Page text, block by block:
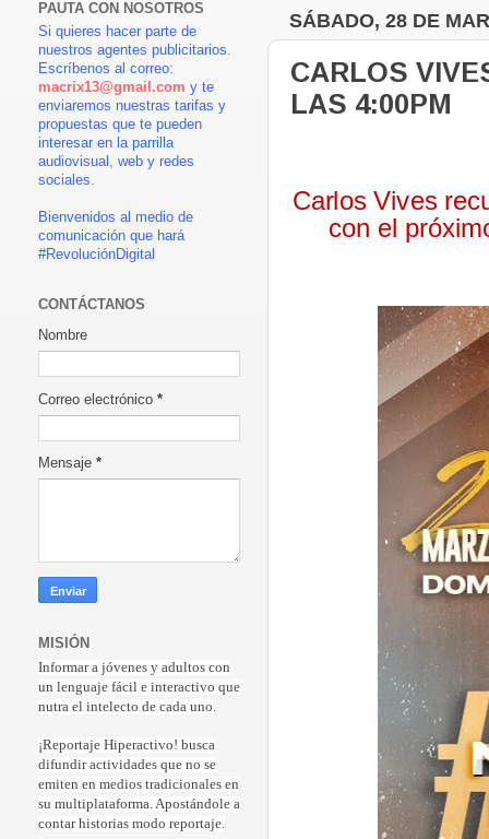
SÁBADO, 28 DE
CARLOS
LAS 4:00PM
Carlos Vives
con el
PAUTA CON NOSOTROS
Si quieres hacer parte de
nuestros agentes publicitarios.
Escríbenos al correo:
macrix13@gmail.com y te
enviaremos nuestras tarifas y
propuestas que te pueden
interesar en la parrilla
audiovisual, web y redes
sociales.
Bienvenidos al medio de
comunicación que hará
#RevoluciónDigital
CONTÁCTANOS
Nombre
Correo electrónico *
Mensaje *
MISIÓN
Informar a jóvenes y adultos con
un lenguaje fácil e interactivo que
nutra el intelecto de cada uno.
¡Reportaje Hiperactivo! busca
difundir actividades que no se
emiten en medios tradicionales en
su multiplataforma. Apostándole a
contar historias modo reportaje.